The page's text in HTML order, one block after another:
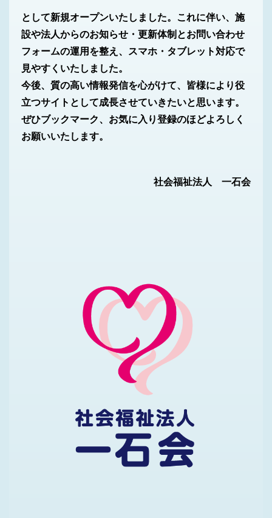
として新規オープンいたしました。これに伴い、施
設や法人からのお知らせ・更新体制とお問い合わせ
フォームの運用を整え、スマホ・タブレット対応で
見やすくいたしました。
今後、質の高い情報発信を心がけて、皆様により役
立つサイトとして成長させていきたいと思います。
ぜひブックマーク、お気に入り登録のほどよろしく
お願いいたします。
社会福祉法人 一石会